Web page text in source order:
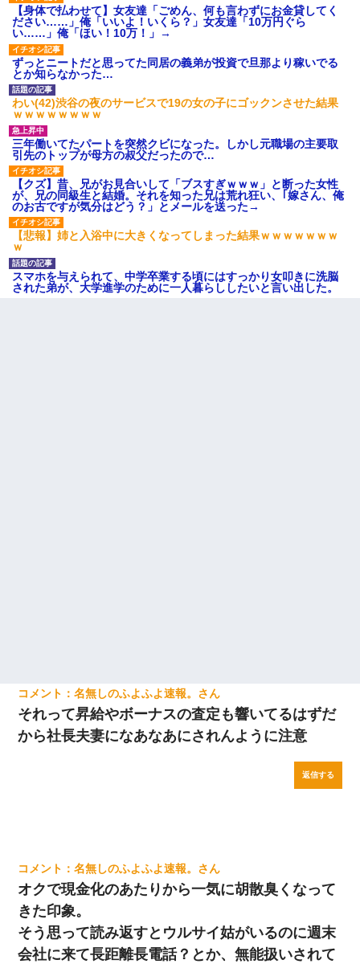
【身体で払わせて】女友達「ごめん、何も言わずにお金貸してく
ださい……」俺「いいよ！いくら？」女友達「10万円ぐら
い……」俺「ほい！10万！」→
ずっとニートだと思ってた同居の義弟が投資で旦那より稼いでる
とか知らなかった…
わい(42)渋谷の夜のサービスで19の女の子にゴックンさせた結果
ｗｗｗｗｗｗｗｗ
三年働いてたパートを突然クビになった。しかし元職場の主要取
引先のトップが母方の叔父だったので…
【クズ】昔、兄がお見合いして「ブスすぎｗｗｗ」と断った女性
が、兄の同級生と結婚。それを知った兄は荒れ狂い、｢嫁さん、俺
のお古ですが気分はどう？」とメールを送った→
【悲報】姉と入浴中に大きくなってしまった結果ｗｗｗｗｗｗｗ
ｗ
スマホを与えられて、中学卒業する頃にはすっかり女叩きに洗脳
された弟が、大学進学のために一人暮らししたいと言い出した。
名無しのふよふよ速報。
それって昇給やボーナスの査定も響いてるはずだ
から社長夫妻になあなあにされんように注意
返信する
名無しのふよふよ速報。
オクで現金化のあたりから一気に胡散臭くなって
きた印象。
そう思って読み返すとウルサイ姑がいるのに週末
会社に来て長距離長電話？とか、無能扱いされて